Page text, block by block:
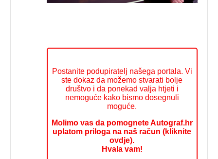
Postanite podupiratelj našega portala. Vi
ste dokaz da možemo stvarati bolje
društvo i da ponekad valja htjeti i
nemoguće kako bismo dosegnuli
moguće.
Molimo vas da pomognete Autograf.hr
uplatom priloga na naš račun (kliknite
ovdje).
Hvala vam!